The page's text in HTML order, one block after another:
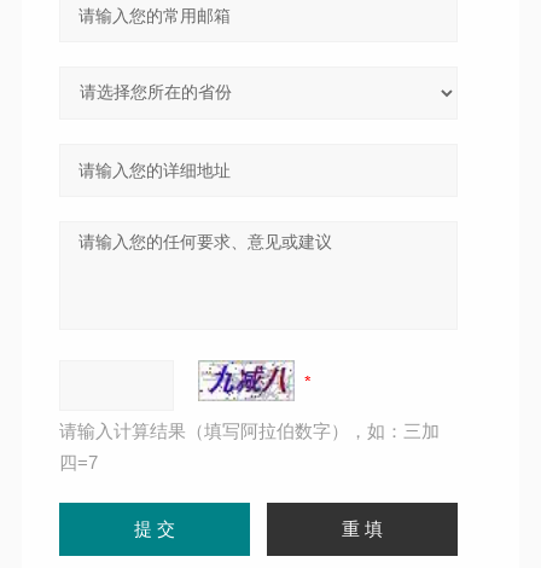
请输入计算结果（填写阿拉伯数字），如：三加
四=7